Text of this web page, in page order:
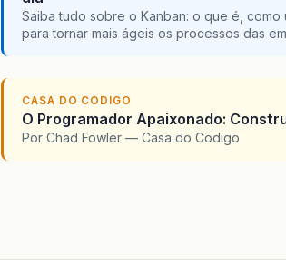
Saiba tudo sobre o Kanban: o que é,
para tornar mais ágeis os processos das
CASA DO CODIGO
O Programador Apaixonado:
Por Chad Fowler — Casa do Codigo